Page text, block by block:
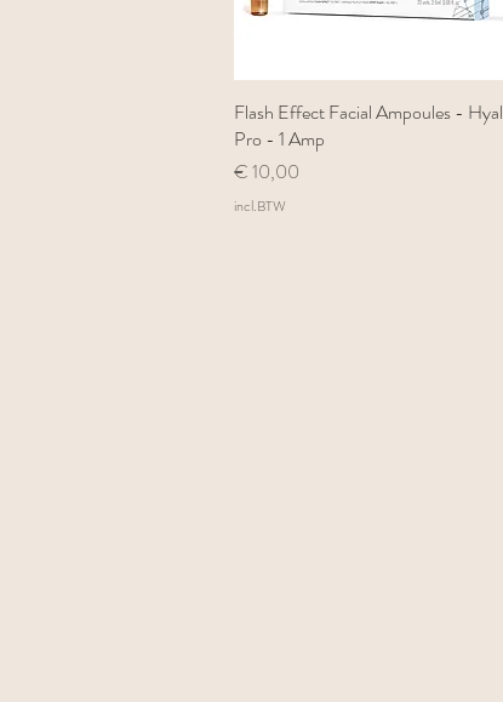
Snel overzicht
Flash Effect Facial Ampoules - Hyal
Pro - 1 Amp
Prijs
€ 10,00
incl.BTW